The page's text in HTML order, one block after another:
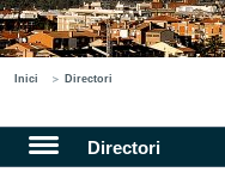
Inici Directori
Directori